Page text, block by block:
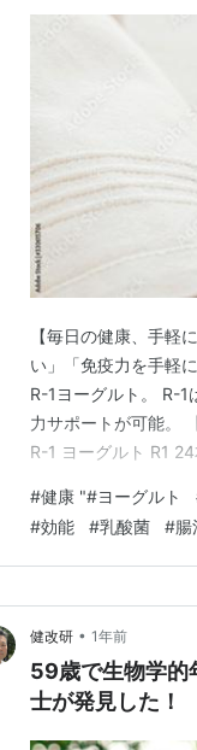
【毎日の健康、手軽
い」「免疫力を手軽
R-1ヨーグルト。 R-1
力サポートが可能。
R-1 ヨーグルト R1
料) (2025/9/24時点)
#健康 "#ヨーグルト
#効能 #乳酸菌 #腸
健改研 • 1年前
59歳で生物学的
士が発見した！